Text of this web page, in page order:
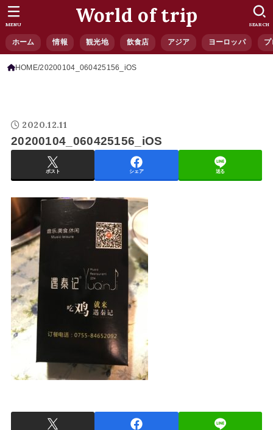
World of trip
ホーム 情報 観光地 飲食店 アジア ヨーロッパ プ
SEARCH
MENU
HOME 20200104_060425156_iOS
2020.12.11
20200104_060425156_iOS
ポスト シェア 送る